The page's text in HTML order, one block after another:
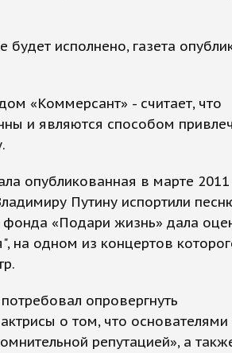
исполнено, газета
«Коммерсант» - считает, что
и являются способом
опубликованная в марте 2011
Путину испортили
фонда «Подари жизнь» дала
на одном из концертов
опровергнуть
о том, что основателями
репутацией», а